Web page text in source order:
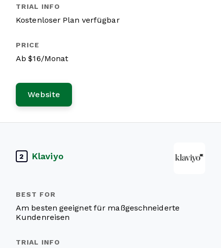
Kostenloser Plan verfügbar
Ab $16/Monat
Website
2 Klaviyo
Am besten geeignet für maßgeschneiderte
Kundenreisen